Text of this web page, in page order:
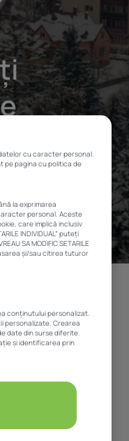
cu caracter personal.
pe pagina cu politica de
la exprimarea
personal. Aceste
care implică inclusiv
INDIVIDUAL” puteți
SA MODIFIC SETARILE
și/sau citirea tuturor
conținutului personalizat.
personalizate. Crearea
date din surse diferite.
și identificarea prin